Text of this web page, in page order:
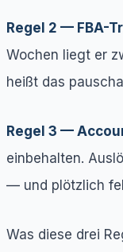
Regel 2 — FBA-
Wochen liegt er
heißt das
Regel 3 —
einbehalten.
— und plötzlich
Was diese drei